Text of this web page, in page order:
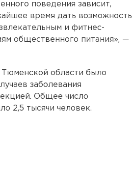
поведения зависит,
время дать возможность
и фитнес-
общественного питания», —
области было
заболевания
Общее число
2,5 тысячи человек.